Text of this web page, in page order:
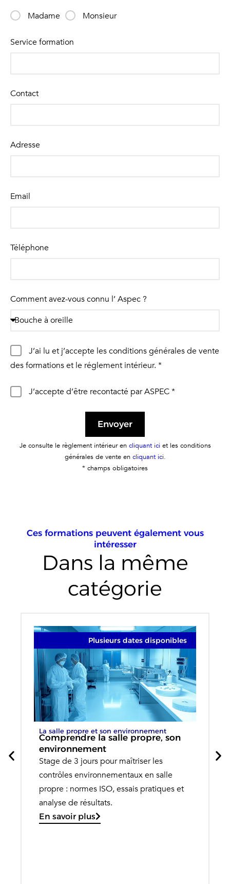
Madame Monsieur
Service formation
Contact
Adresse
Email
Téléphone
Comment avez-vous connu l’ Aspec ?
J’ai lu et j’accepte les conditions générales de vente
des formations et le réglement intérieur. *
J’accepte d’être recontacté par ASPEC *
Envoyer
Alternative:
Je consulte le règlement intérieur en cliquant ici et les conditions
générales de vente encliquant ici.
* champs obligatoires
Ces formations peuvent également vous
intéresser
Dans la même
catégorie
Plusieurs dates disponibles
La salle propre et son environnement
Comprendre la salle propre, son
environnement
Stage de 3 jours pour maîtriser les
contrôles environnementaux en salle
propre : normes ISO, essais pratiques et
analyse de résultats.
En savoir plus